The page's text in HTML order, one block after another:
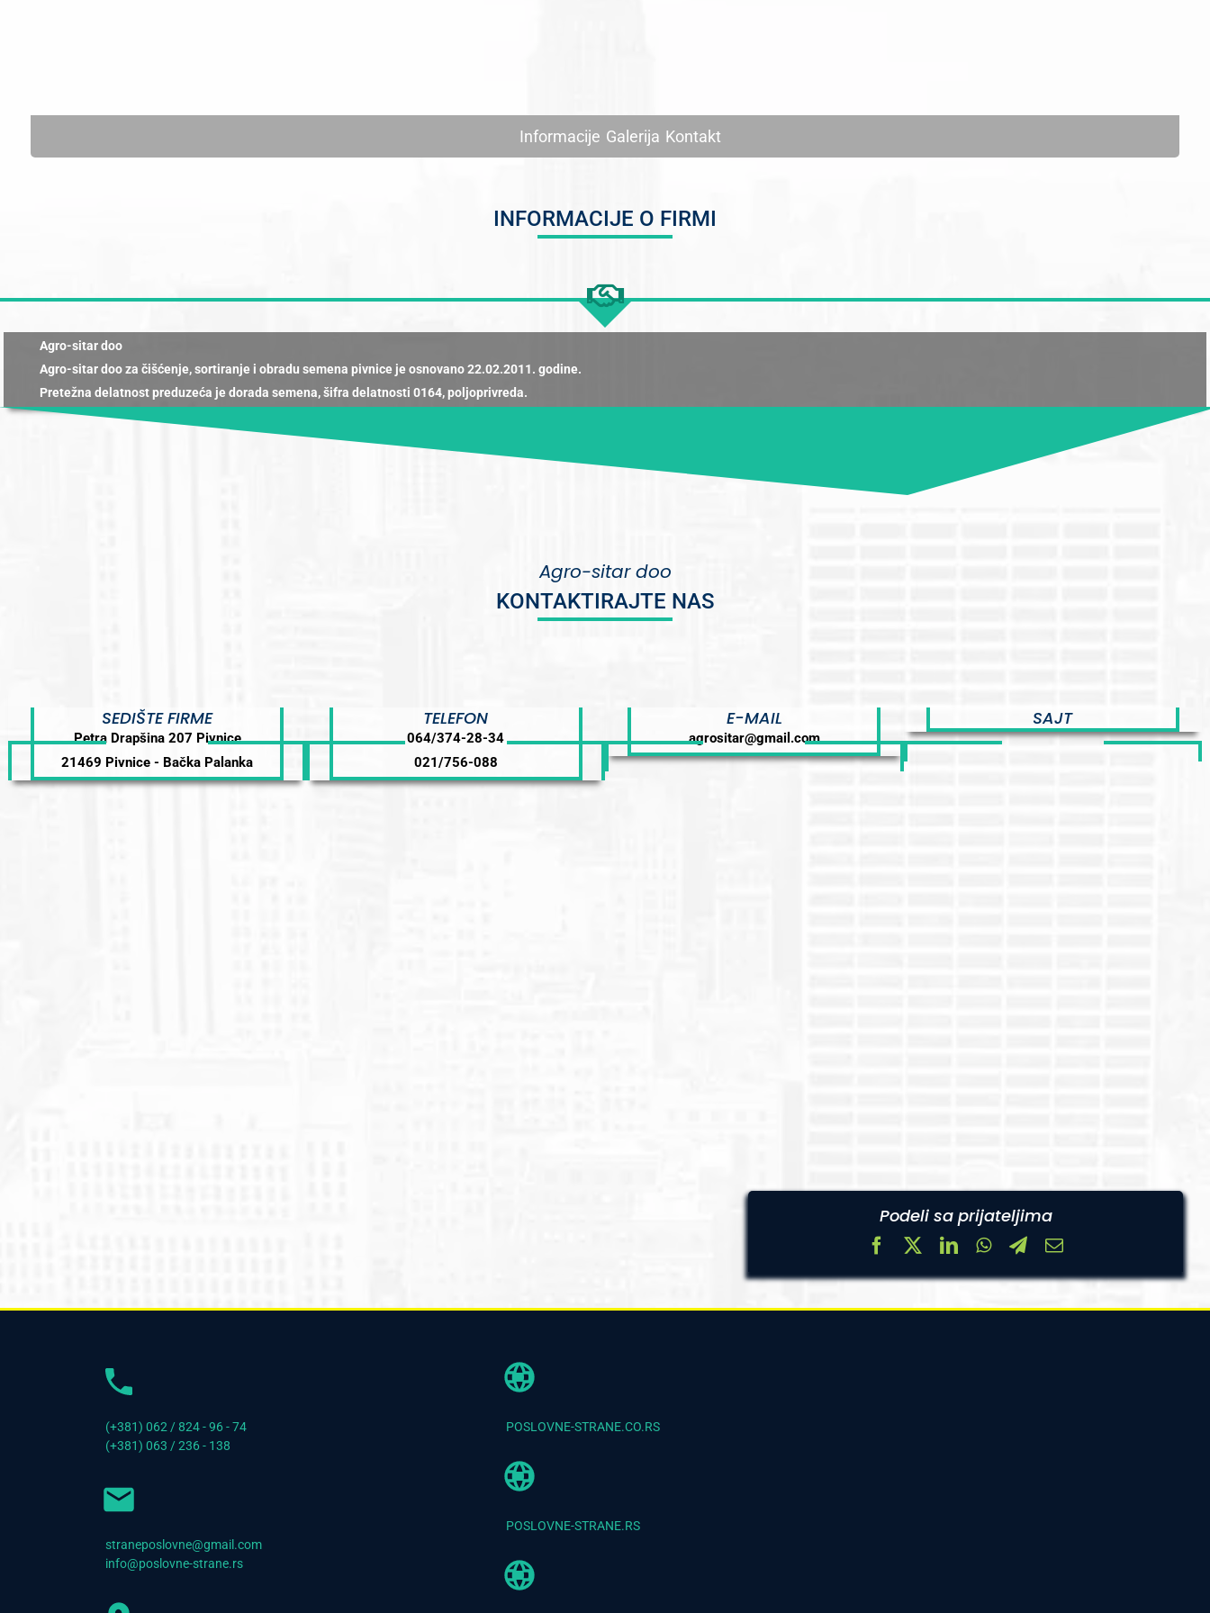
Informacije Galerija Kontakt
INFORMACIJE O FIRMI
Agro-sitar doo
Agro-sitar doo za čišćenje, sortiranje i obradu semena pivnice je osnovano 22.02.2011. godine.
Pretežna delatnost preduzeća je dorada semena, šifra delatnosti 0164, poljoprivreda.
Agro-sitar doo
KONTAKTIRAJTE NAS
SEDIŠTE FIRME
Petra Drapšina 207 Pivnice
21469 Pivnice - Bačka Palanka
TELEFON
064/374-28-34
021/756-088
E-MAIL
agrositar@gmail.com
SAJT
Podeli sa prijateljima
(+381) 062 / 824 - 96 - 74
(+381) 063 / 236 - 138
straneposlovne@gmail.com
info@poslovne-strane.rs
POSLOVNE-STRANE.CO.RS
POSLOVNE-STRANE.RS